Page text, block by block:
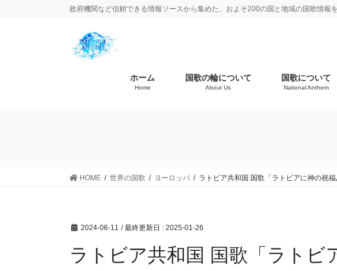
政府機関など信頼できる情報ソースから集めた、およそ200の国と地域の国歌情報
ホーム
Home
国歌の輪について
About Us
国歌について
National Anthem
HOME 世界の国歌 ヨーロッパ ラトビア共和国 国歌「ラトビアに神の祝福
2024-06-11 / 最終更新日 : 2025-01-26
ラトビア共和国 国歌「ラトビ